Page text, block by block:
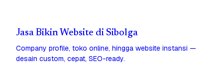
Jasa Bikin Website di Sibolga
Company profile, toko online, hingga website instansi —
desain custom, cepat, SEO-ready.